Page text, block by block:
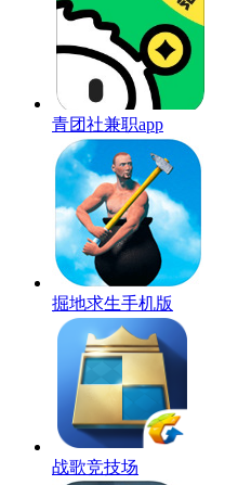
青团社兼职app
掘地求生手机版
战歌竞技场